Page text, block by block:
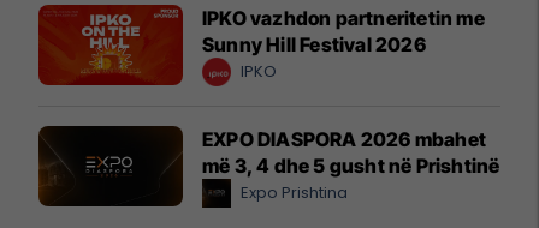
IPKO vazhdon partneritetin me
Sunny Hill Festival 2026
IPKO
EXPO DIASPORA 2026 mbahet
më 3, 4 dhe 5 gusht në Prishtinë
Expo Prishtina